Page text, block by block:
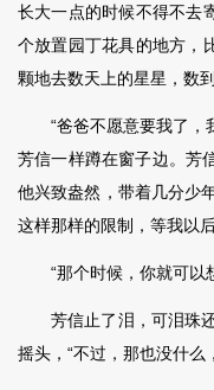
长大一点的时候不得不去
个放置园丁花具的地方，
颗地去数天上的星星，数
“爸爸不愿意要我了，我
芳信一样蹲在窗子边。芳
他兴致盎然，带着几分少
这样那样的限制，等我以
“那个时候，你就可以
芳信止了泪，可泪珠还
摇头，“不过，那也没什